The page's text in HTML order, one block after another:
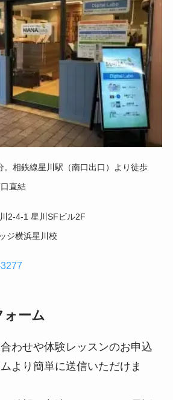
。相鉄線星川駅（南口出口）より徒歩
直結
2-4-1 星川SFビル2F
ジ横浜星川校
ォーム
わせや体験レッスンのお申込
より簡単に送信いただけま